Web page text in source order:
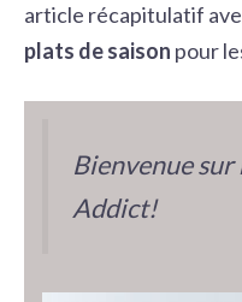
article récapitulatif
plats de saison pour
Bienvenue
Addict!